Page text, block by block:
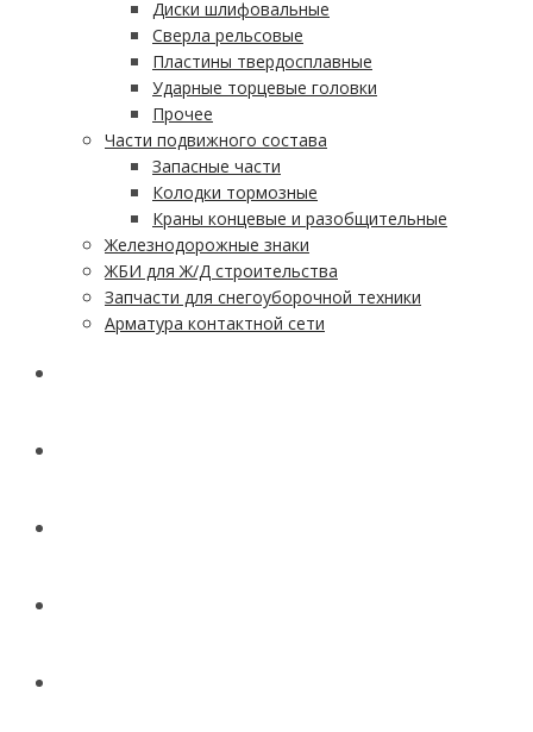
Диски шлифовальные
Сверла рельсовые
Пластины твердосплавные
Ударные торцевые головки
Прочее
Части подвижного состава
Запасные части
Колодки тормозные
Краны концевые и разобщительные
Железнодорожные знаки
ЖБИ для Ж/Д строительства
Запчасти для снегоуборочной техники
Арматура контактной сети